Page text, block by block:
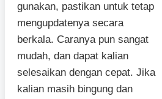
gunakan, pastikan untuk tetap
mengupdatenya secara
berkala. Caranya pun sangat
mudah, dan dapat kalian
selesaikan dengan cepat. Jika
kalian masih bingung dan